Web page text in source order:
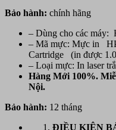
Bảo hành: chính hãng
– Dùng cho các máy:
– Mã mực: Mực in
Cartridge (in được
– Loại mực: In laser
Hàng Mới 100%.
Nội.
Bảo hành: 12 tháng
ĐIỀU KIỆN